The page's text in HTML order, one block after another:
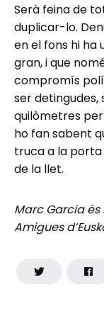
Serà feina de
duplicar-lo.
en el fons hi
gran, i que
compromís
ser detingudes,
quilòmetres
ho fan sabent
truca a la
de la llet.
Marc Garcia
Amigues